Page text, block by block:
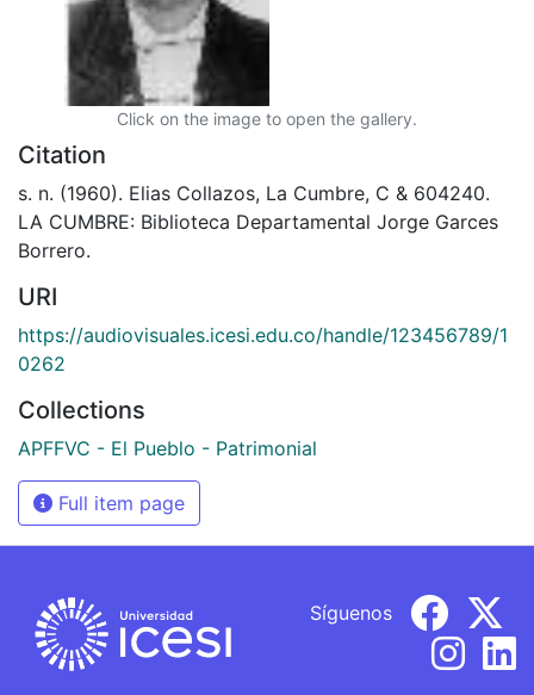
Click on the image to open the gallery.
Citation
s. n. (1960). Elias Collazos, La Cumbre, C & 604240.
LA CUMBRE: Biblioteca Departamental Jorge Garces
Borrero.
URI
https://audiovisuales.icesi.edu.co/handle/123456789/1
0262
Collections
APFFVC - El Pueblo - Patrimonial
Full item page
Síguenos